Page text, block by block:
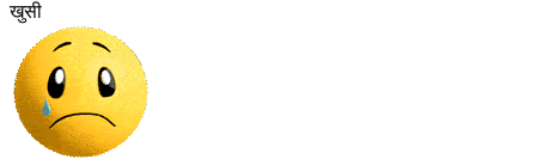
खुसी